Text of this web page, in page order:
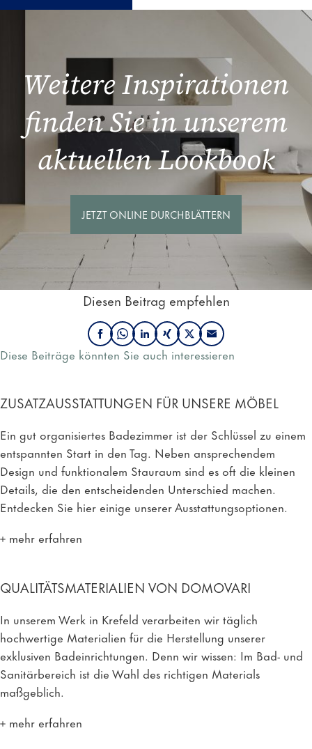
Weitere Inspirationen
finden Sie in unserem
aktuellen Lookbook
JETZT ONLINE DURCHBLÄTTERN
Diesen Beitrag empfehlen
Auf
Facebook
empfehlen
Auf
WhatsApp
empfehlen
Auf
LinkedIn
empfehlen
Auf
Xing
empfehlen
Auf
X
empfehlen
P
e
r
E
-
a
i
l
Diese Beiträge könnten Sie auch interessieren
ZUSATZAUSSTATTUNGEN FÜR UNSERE MÖBEL
Ein gut organisiertes Badezimmer ist der Schlüssel zu einem
entspannten Start in den Tag. Neben ansprechendem
Design und funktionalem Stauraum sind es oft die kleinen
Details, die den entscheidenden Unterschied machen.
Entdecken Sie hier einige unserer Ausstattungsoptionen.
mehr erfahren
QUALITÄTSMATERIALIEN VON DOMOVARI
In unserem Werk in Krefeld verarbeiten wir täglich
hochwertige Materialien für die Herstellung unserer
exklusiven Badeinrichtungen. Denn wir wissen: Im Bad- und
Sanitärbereich ist die Wahl des richtigen Materials
maßgeblich.
mehr erfahren